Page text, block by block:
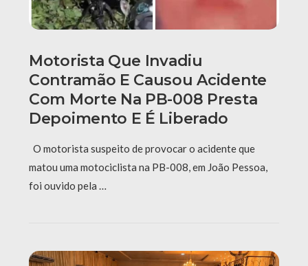
Motorista Que Invadiu
Contramão E Causou Acidente
Com Morte Na PB-008 Presta
Depoimento E É Liberado
O motorista suspeito de provocar o acidente que
matou uma motociclista na PB-008, em João Pessoa,
foi ouvido pela …